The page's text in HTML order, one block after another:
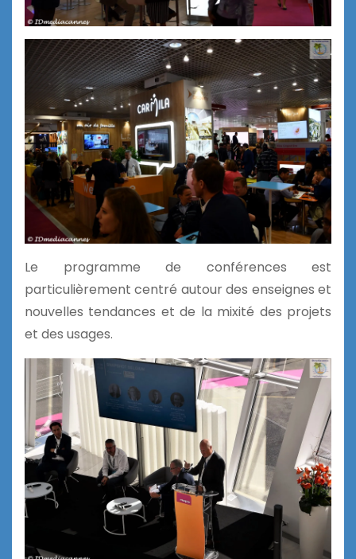
Le programme de conférences est
particulièrement centré autour des enseignes et
nouvelles tendances et de la mixité des projets
et des usages.